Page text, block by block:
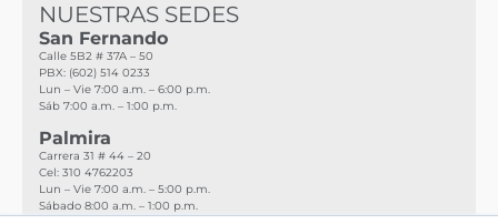
NUESTRAS SEDES
San Fernando
Calle 5B2 # 37A – 50
PBX: (602) 514 0233
Lun – Vie 7:00 a.m. – 6:00 p.m.
Sáb 7:00 a.m. – 1:00 p.m.
Palmira
Carrera 31 # 44 – 20
Cel: 310 4762203
Lun – Vie 7:00 a.m. – 5:00 p.m.
Sábado 8:00 a.m. – 1:00 p.m.